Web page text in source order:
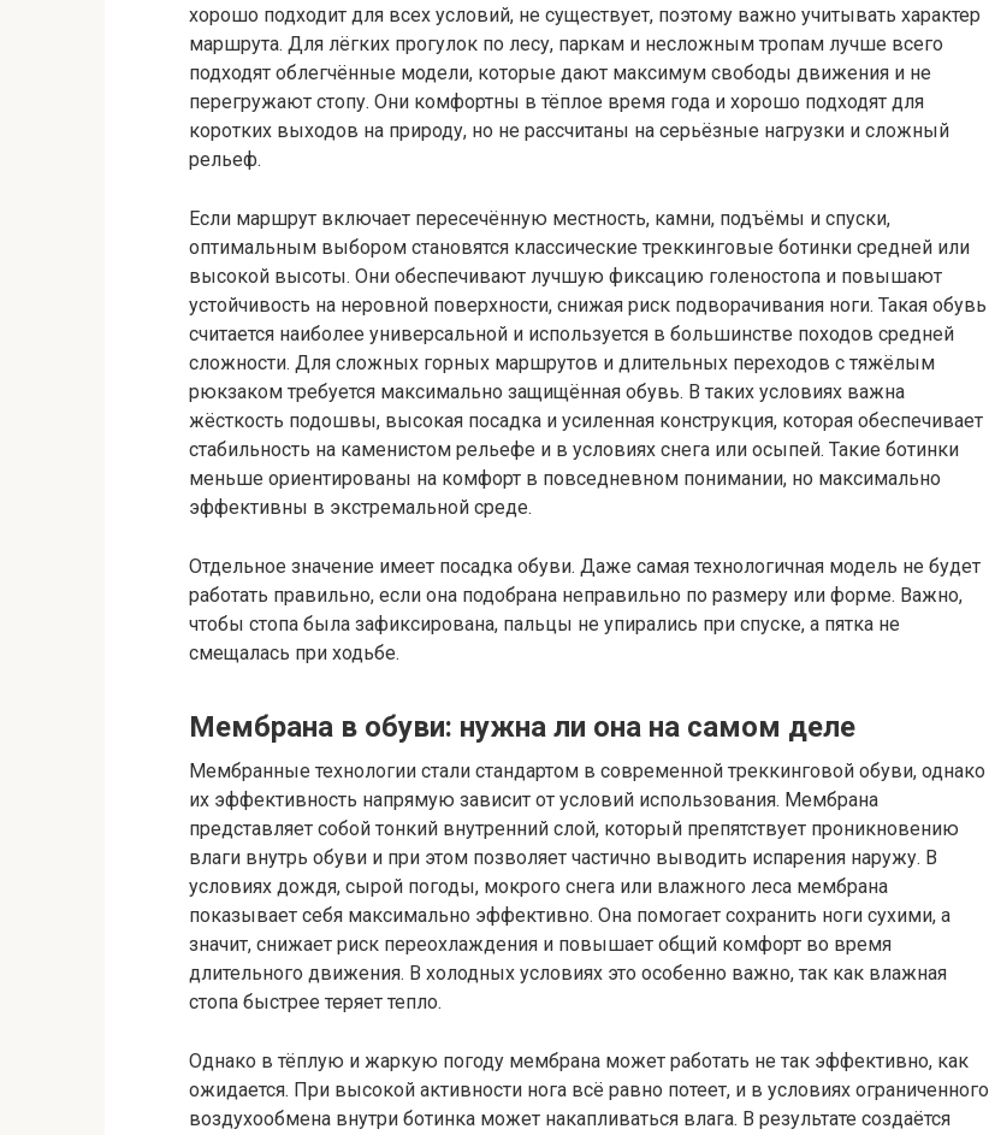
хорошо подходит для всех условий, не существует, поэтому важно учитывать характер
маршрута. Для лёгких прогулок по лесу, паркам и несложным тропам лучше всего
подходят облегчённые модели, которые дают максимум свободы движения и не
перегружают стопу. Они комфортны в тёплое время года и хорошо подходят для
коротких выходов на природу, но не рассчитаны на серьёзные нагрузки и сложный
рельеф.
Если маршрут включает пересечённую местность, камни, подъёмы и спуски,
оптимальным выбором становятся классические треккинговые ботинки средней или
высокой высоты. Они обеспечивают лучшую фиксацию голеностопа и повышают
устойчивость на неровной поверхности, снижая риск подворачивания ноги. Такая обувь
считается наиболее универсальной и используется в большинстве походов средней
сложности. Для сложных горных маршрутов и длительных переходов с тяжёлым
рюкзаком требуется максимально защищённая обувь. В таких условиях важна
жёсткость подошвы, высокая посадка и усиленная конструкция, которая обеспечивает
стабильность на каменистом рельефе и в условиях снега или осыпей. Такие ботинки
меньше ориентированы на комфорт в повседневном понимании, но максимально
эффективны в экстремальной среде.
Отдельное значение имеет посадка обуви. Даже самая технологичная модель не будет
работать правильно, если она подобрана неправильно по размеру или форме. Важно,
чтобы стопа была зафиксирована, пальцы не упирались при спуске, а пятка не
смещалась при ходьбе.
Мембрана в обуви: нужна ли она на самом деле
Мембранные технологии стали стандартом в современной треккинговой обуви, однако
их эффективность напрямую зависит от условий использования. Мембрана
представляет собой тонкий внутренний слой, который препятствует проникновению
влаги внутрь обуви и при этом позволяет частично выводить испарения наружу. В
условиях дождя, сырой погоды, мокрого снега или влажного леса мембрана
показывает себя максимально эффективно. Она помогает сохранить ноги сухими, а
значит, снижает риск переохлаждения и повышает общий комфорт во время
длительного движения. В холодных условиях это особенно важно, так как влажная
стопа быстрее теряет тепло.
Однако в тёплую и жаркую погоду мембрана может работать не так эффективно, как
ожидается. При высокой активности нога всё равно потеет, и в условиях ограниченного
воздухообмена внутри ботинка может накапливаться влага. В результате создаётся